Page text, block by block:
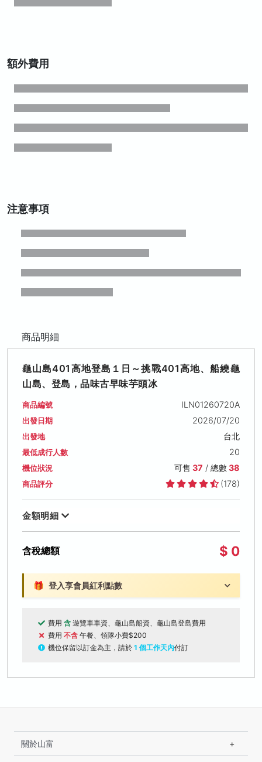
額外費用
注意事項
商品明細
龜山島401高地登島１日～挑戰401高地、船繞龜
山島、登島，品味古早味芋頭冰
商品編號 ILN01260720A
出發日期 2026/07/20
出發地 台北
最低成行人數 20
機位狀況 可售 37 / 總數38
商品評分 (178)
金額明細
含稅總額 $ 0
🎁 登入享會員紅利點數
費用 含 遊覽車車資、龜山島船資、龜山島登島費用
費用 不含 午餐、領隊小費$200
機位保留以訂金為主，請於 1 個工作天內付訂
關於山富